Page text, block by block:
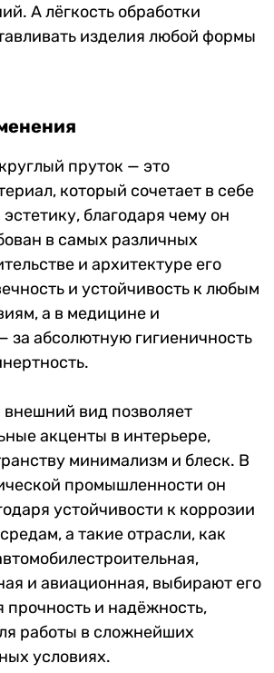
А лёгкость обработки
изделия любой формы
пруток — это
который сочетает в себе
благодаря чему он
в самых различных
и архитектуре его
и устойчивость к любым
а в медицине и
за абсолютную гигиеничность
внешний вид позволяет
акценты в интерьере,
минимализм и блеск. В
промышленности он
устойчивости к коррозии
а такие отрасли, как
и авиационная, выбирают его
и надёжность,
работы в сложнейших
условиях.